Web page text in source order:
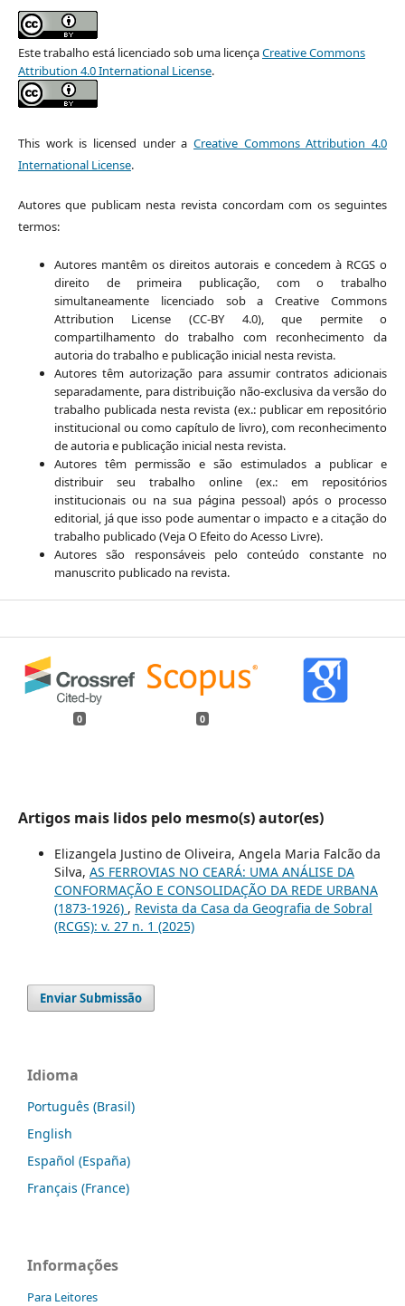
Este trabalho está licenciado sob uma licençaCreative Commons
Attribution 4.0 International License.
This work is licensed under aCreative Commons Attribution 4.0
International License.
Autores que publicam nesta revista concordam com os seguintes
termos:
Autores mantêm os direitos autorais e concedem à RCGS o
direito de primeira publicação, com o trabalho
simultaneamente licenciado sob a Creative Commons
Attribution License (CC-BY 4.0), que permite o
compartilhamento do trabalho com reconhecimento da
autoria do trabalho e publicação inicial nesta revista.
Autores têm autorização para assumir contratos adicionais
separadamente, para distribuição não-exclusiva da versão do
trabalho publicada nesta revista (ex.: publicar em repositório
institucional ou como capítulo de livro), com reconhecimento
de autoria e publicação inicial nesta revista.
Autores têm permissão e são estimulados a publicar e
distribuir seu trabalho online (ex.: em repositórios
institucionais ou na sua página pessoal) após o processo
editorial, já que isso pode aumentar o impacto e a citação do
trabalho publicado (Veja O Efeito do Acesso Livre).
Autores são responsáveis pelo conteúdo constante no
manuscrito publicado na revista.
0 0
Artigos mais lidos pelo mesmo(s) autor(es)
Elizangela Justino de Oliveira, Angela Maria Falcão da
Silva, AS FERROVIAS NO CEARÁ: UMA ANÁLISE DA
CONFORMAÇÃO E CONSOLIDAÇÃO DA REDE URBANA
(1873-1926) , Revista da Casa da Geografia de Sobral
(RCGS): v. 27 n. 1 (2025)
Enviar Submissão
Idioma
Português (Brasil)
English
Español (España)
Français (France)
Informações
Para Leitores